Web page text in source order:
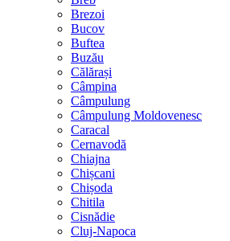
Brezoi
Bucov
Buftea
Buzău
Călărași
Câmpina
Câmpulung
Câmpulung Moldovenesc
Caracal
Cernavodă
Chiajna
Chișcani
Chișoda
Chitila
Cisnădie
Cluj-Napoca